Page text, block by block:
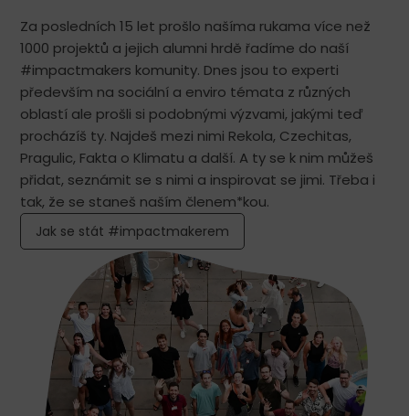
Za posledních 15 let prošlo našíma rukama více než
1000 projektů a jejich alumni hrdě řadíme do naší
#impactmakers komunity. Dnes jsou to experti
především na sociální a enviro témata z různých
oblastí ale prošli si podobnými výzvami, jakými teď
procházíš ty. Najdeš mezi nimi Rekola, Czechitas,
Pragulic, Fakta o Klimatu a další. A ty se k nim můžeš
přidat, seznámit se s nimi a inspirovat se jimi. Třeba i
tak, že se staneš naším členem*kou.
Jak se stát #impactmakerem